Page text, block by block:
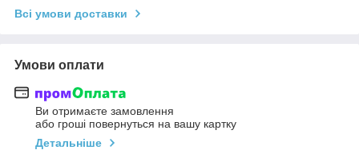
Всі умови доставки
Умови оплати
Ви отримаєте замовлення
або гроші повернуться на вашу картку
Детальніше